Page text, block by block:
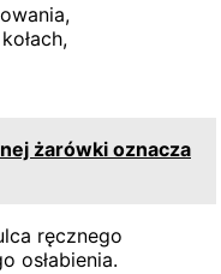
żarówki oznacza
ręcznego
osłabienia.